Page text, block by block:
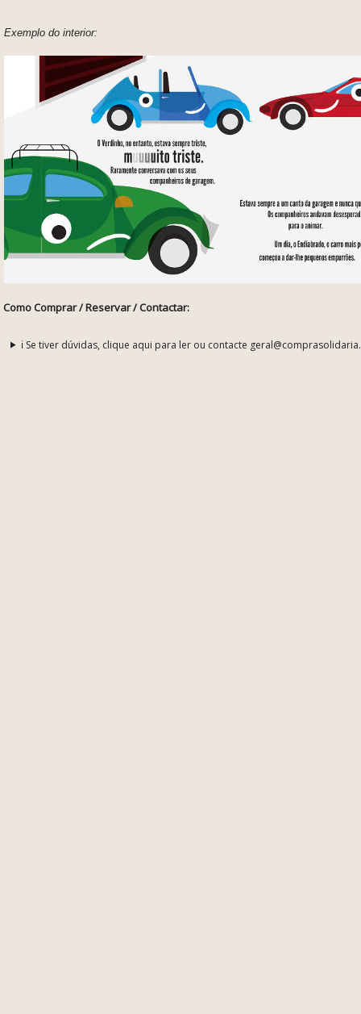
Exemplo do interior:
Como Comprar / Reservar / Contactar:
ℹ️ Se tiver dúvidas, clique aqui para ler ou contacte